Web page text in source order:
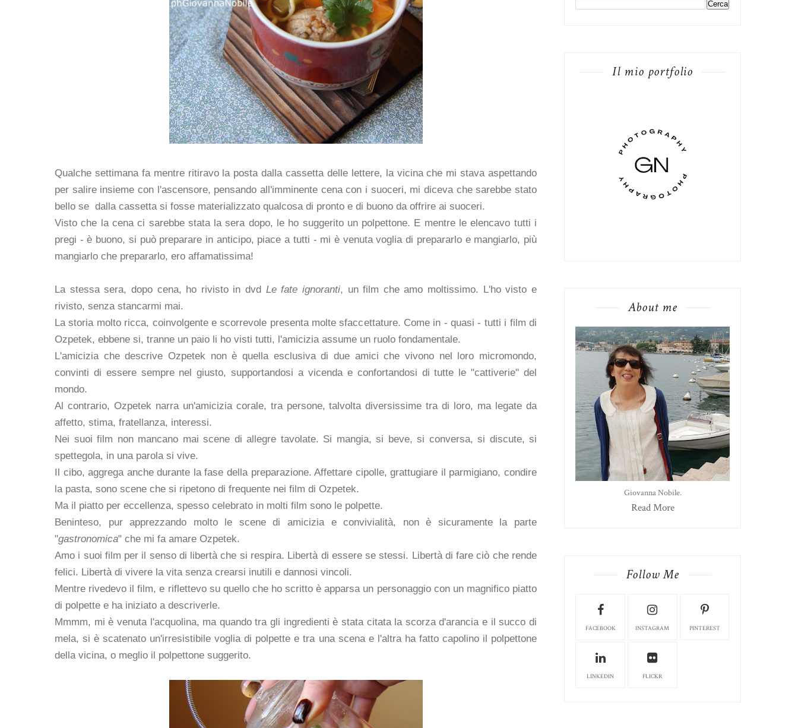
Qualche settimana fa mentre ritiravo la posta dalla cassetta delle lettere, la vicina che mi stava aspettando
per salire insieme con l'ascensore, pensando all'imminente cena con i suoceri, mi diceva che sarebbe stato
bello se dalla cassetta si fosse materializzato qualcosa di pronto e di buono da offrire ai suoceri.
Visto che la cena ci sarebbe stata la sera dopo, le ho suggerito un polpettone. E mentre le elencavo tutti i
pregi - è buono, si può preparare in anticipo, piace a tutti - mi è venuta voglia di prepararlo e mangiarlo, più
mangiarlo che prepararlo, ero affamatissima!
La stessa sera, dopo cena, ho rivisto in dvd Le fate ignoranti, un film che amo moltissimo. L'ho visto e
rivisto, senza stancarmi mai.
La storia molto ricca, coinvolgente e scorrevole presenta molte sfaccettature. Come in - quasi - tutti i film di
Ozpetek, ebbene si, tranne un paio li ho visti tutti, l'amicizia assume un ruolo fondamentale.
L'amicizia che descrive Ozpetek non è quella esclusiva di due amici che vivono nel loro micromondo,
convinti di essere sempre nel giusto, supportandosi a vicenda e confortandosi di tutte le "cattiverie" del
mondo.
Al contrario, Ozpetek narra un'amicizia corale, tra persone, talvolta diversissime tra di loro, ma legate da
affetto, stima, fratellanza, interessi.
Nei suoi film non mancano mai scene di allegre tavolate. Si mangia, si beve, si conversa, si discute, si
spettegola, in una parola si vive.
Il cibo, aggrega anche durante la fase della preparazione. Affettare cipolle, grattugiare il parmigiano, condire
la pasta, sono scene che si ripetono di frequente nei film di Ozpetek.
Ma il piatto per eccellenza, spesso celebrato in molti film sono le polpette.
Beninteso, pur apprezzando molto le scene di amicizia e convivialità, non è sicuramente la parte
"gastronomica" che mi fa amare Ozpetek.
Amo i suoi film per il senso di libertà che si respira. Libertà di essere se stessi. Libertà di fare ciò che rende
felici. Libertà di vivere la vita senza crearsi inutili e dannosi vincoli.
Mentre rivedevo il film, e riflettevo su quello che ho scritto è apparsa un personaggio con un magnifico piatto
di polpette e ha iniziato a descriverle.
Mmmm, mi è venuta l'acquolina, ma quando tra gli ingredienti è stata citata la scorza d'arancia e il succo di
mela, si è scatenato un'irresistibile voglia di polpette e tra una scena e l'altra ha fatto capolino il polpettone
della vicina, o meglio il polpettone suggerito.
Il mio portfolio
About me
Giovanna Nobile.
Read More
Follow Me
FACEBOOK INSTAGRAM PINTEREST
LINKEDIN FLICKR